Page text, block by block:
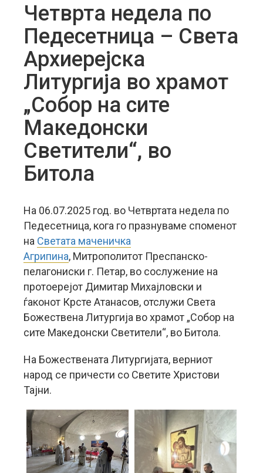
Четврта недела по
Педесетница – Света
Архиерејска
Литургија во храмот
„Собор на сите
Македонски
Светители“, во
Битола
На 06.07.2025 год. во Четвртата недела по
Педесетница, кога го празнуваме споменот
на Светата маченичка
Агрипина, Митрополитот Преспанско-
пелагониски г. Петар, во сослужение на
протоерејот Димитар Михајловски и
ѓаконот Крсте Атанасов, отслужи Света
Божествена Литургија во храмот „Собор на
сите Македонски Светители“, во Битола.
На Божествената Литургијата, верниот
народ се причести со Светите Христови
Тајни.